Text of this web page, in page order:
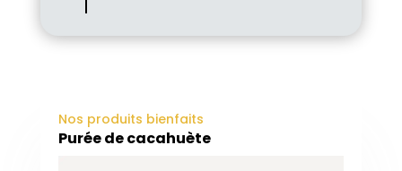
Nos produits bienfaits
Purée de cacahuète